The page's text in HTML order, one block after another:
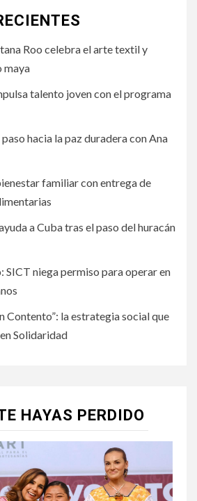
Roo celebra el arte textil y
maya
talento joven con el programa
hacia la paz duradera con Ana
familiar con entrega de
a Cuba tras el paso del huracán
SICT niega permiso para operar en
Contento”: la estrategia social que
Solidaridad
HAYAS PERDIDO